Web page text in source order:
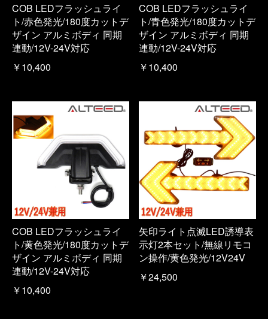
COB LEDフラッシュライ
ト/赤色発光/180度カットデ
ザイン アルミボディ 同期
連動/12V-24V対応
￥10,400
COB LEDフラッシュライ
ト/青色発光/180度カットデ
ザイン アルミボディ 同期
連動/12V-24V対応
￥10,400
COB LEDフラッシュライ
ト/黄色発光/180度カットデ
ザイン アルミボディ 同期
連動/12V-24V対応
￥10,400
矢印ライト点滅LED誘導表
示灯2本セット/無線リモコ
ン操作/黄色発光/12V24V
￥24,500